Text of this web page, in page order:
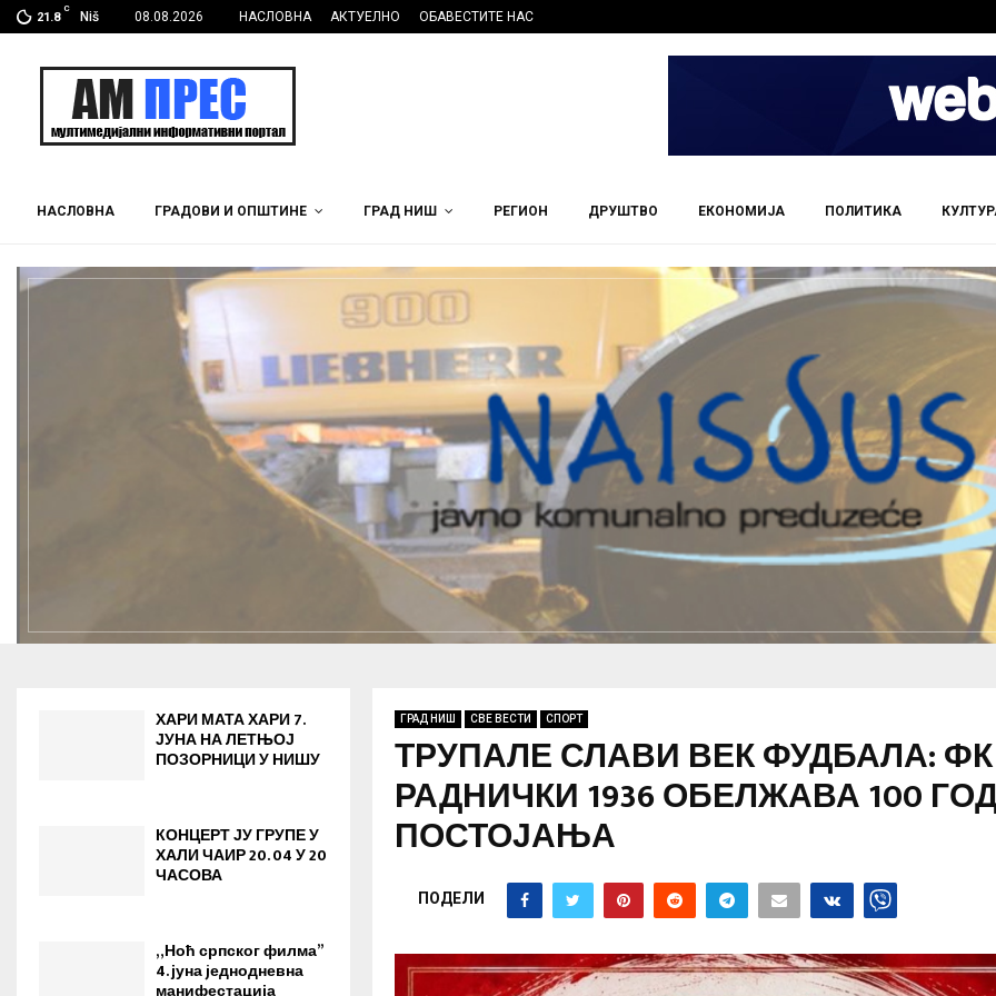
21.8
C
Niš 08.08.2026 НАСЛОВНА АКТУЕЛНО ОБАВЕСТИТЕ НАС
НАСЛОВНА ГРАДОВИ И ОПШТИНЕ ГРАД НИШ РЕГИОН ДРУШТВО ЕКОНОМИЈА ПОЛИТИКА
ГРАД НИШ СВЕ ВЕСТИ СПОРТ
ТРУПАЛЕ СЛАВИ ВЕК ФУДБАЛА: ФК
РАДНИЧКИ 1936 ОБЕЛЖАВА 100
ПОСТОЈАЊА
ПОДЕЛИ
ХАРИ МАТА ХАРИ 7.
ЈУНА НА ЛЕТЊОЈ
ПОЗОРНИЦИ У НИШУ
КОНЦЕРТ ЈУ ГРУПЕ У
ХАЛИ ЧАИР 20. 04 У 20
ЧАСОВА
„Ноћ српског филма”
4. јуна jеднодневна